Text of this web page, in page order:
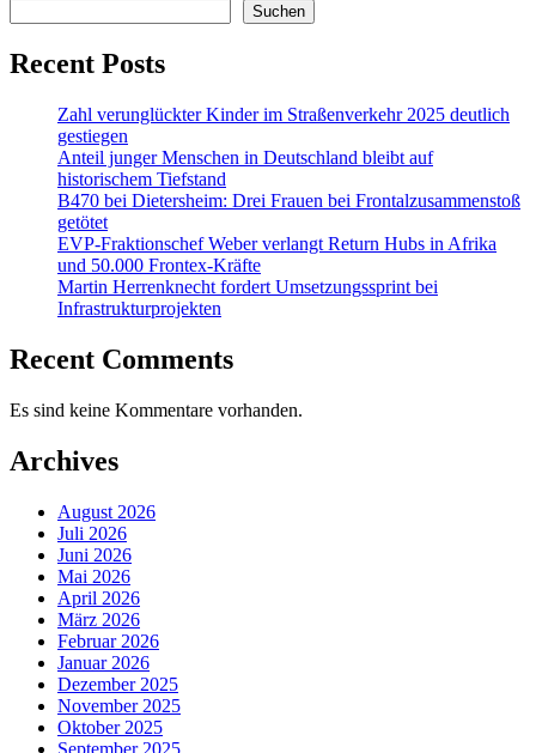
Suchen
Recent Posts
Zahl verunglückter Kinder im Straßenverkehr 2025 deutlich
gestiegen
Anteil junger Menschen in Deutschland bleibt auf
historischem Tiefstand
B470 bei Dietersheim: Drei Frauen bei Frontalzusammenstoß
getötet
EVP-Fraktionschef Weber verlangt Return Hubs in Afrika
und 50.000 Frontex-Kräfte
Martin Herrenknecht fordert Umsetzungssprint bei
Infrastrukturprojekten
Recent Comments
Es sind keine Kommentare vorhanden.
Archives
August 2026
Juli 2026
Juni 2026
Mai 2026
April 2026
März 2026
Februar 2026
Januar 2026
Dezember 2025
November 2025
Oktober 2025
September 2025